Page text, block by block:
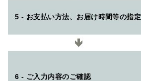
5 - お支払い方法、お届け時間等の指定
6 - ご入力内容のご確認